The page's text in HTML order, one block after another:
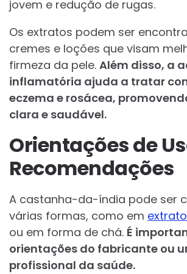
jovem e redução de rugas.
Os extratos podem ser
cremes e loções que visam
firmeza da pele. Além disso, a
inflamatória ajuda a tratar
eczema e rosácea,
clara e saudável.
Orientações de
Recomendações
A castanha-da-índia pode ser
várias formas, como em
ou em forma de chá. É
orientações do fabricante ou
profissional da saúde.